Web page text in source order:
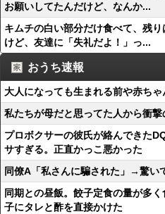
お願いしてたんだけど、なんか...
キムチの白い部分だけ食べて、残
けど、友達に「失礼だよ！」っ...
おうち速報
大人になっても生まれる前や赤ち
私たちが母だと思ってた人から衝
プロボクサーの彼氏が絡んできた
サすぎる。正直かっこ悪かった
同僚A「私さんに騙された」→驚い
同期との昼飯。餃子定食の量が多
子にタレと酢を直接かけた